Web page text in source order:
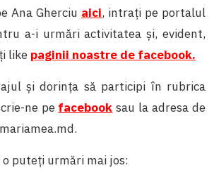
Ana Gherciu aici, intrați pe portalul
a-i urmări activitatea și, evident,
like paginii noastre de facebook.
și dorința să participi în rubrica
ne pe facebook sau la adresa de
puteți urmări mai jos: